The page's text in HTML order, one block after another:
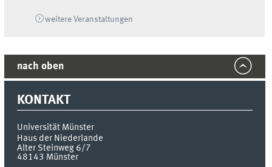
weitere Veranstaltungen
nach oben
KONTAKT
Universität Münster
Haus der Niederlande
Alter Steinweg 6/7
48143 Münster